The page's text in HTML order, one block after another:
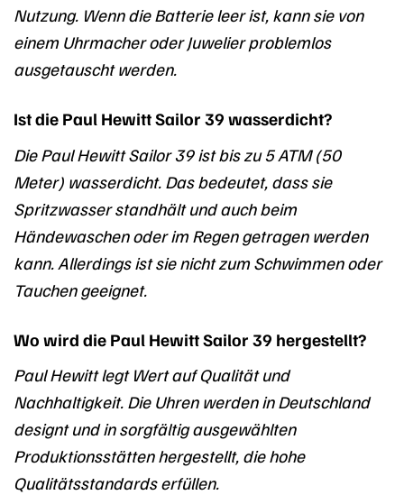
Nutzung. Wenn die Batterie leer ist, kann sie von
einem Uhrmacher oder Juwelier problemlos
ausgetauscht werden.
Ist die Paul Hewitt Sailor 39 wasserdicht?
Die Paul Hewitt Sailor 39 ist bis zu 5 ATM (50
Meter) wasserdicht. Das bedeutet, dass sie
Spritzwasser standhält und auch beim
Händewaschen oder im Regen getragen werden
kann. Allerdings ist sie nicht zum Schwimmen oder
Tauchen geeignet.
Wo wird die Paul Hewitt Sailor 39 hergestellt?
Paul Hewitt legt Wert auf Qualität und
Nachhaltigkeit. Die Uhren werden in Deutschland
designt und in sorgfältig ausgewählten
Produktionsstätten hergestellt, die hohe
Qualitätsstandards erfüllen.